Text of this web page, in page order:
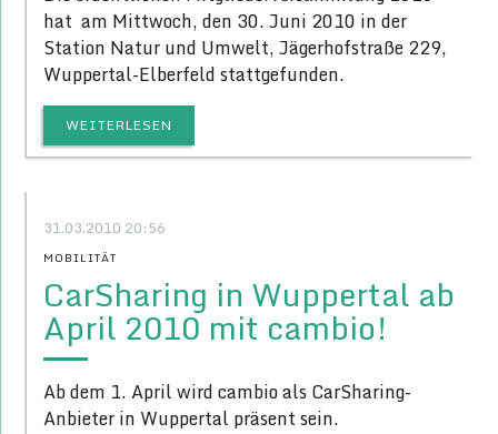
hat am Mittwoch, den 30. Juni 2010 in der
Station Natur und Umwelt, Jägerhofstraße 229,
Wuppertal-Elberfeld stattgefunden.
WEITERLESEN
31.03.2010 20:56
MOBILITÄT
CarSharing in Wuppertal ab
April 2010 mit cambio!
Ab dem 1. April wird cambio als CarSharing-
Anbieter in Wuppertal präsent sein.